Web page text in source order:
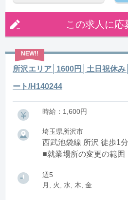
この求人に応
所沢エリア│1600円│土日祝休
ート/H140244
時給：1,600円
埼玉県所沢市
西武池袋線 所沢 徒歩1分
■就業場所の変更の範囲
週5
月, 火, 水, 木, 金